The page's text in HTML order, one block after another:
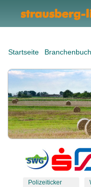
Startseite Branchenbuch
Polizeiticker